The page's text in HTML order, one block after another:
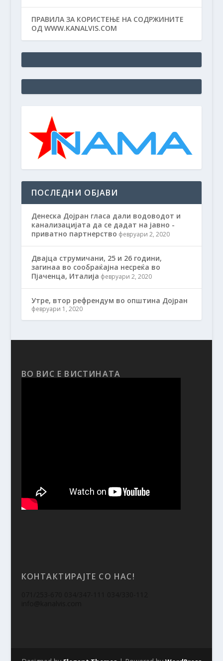
ПРАВИЛА ЗА КОРИСТЕЊЕ НА СОДРЖИНИТЕ
ОД WWW.KANALVIS.COM
ПОСЛЕДНИ ОБЈАВИ
Денеска Дојран гласа дали водоводот и
канализацијата да се дадат на јавно -
приватно партнерство февруари 2, 2020
Двајца струмичани, 25 и 26 години,
загинаа во сообраќајна несреќа во
Пјаченца, Италија февруари 2, 2020
Утре, втор рефрендум во општина Дојран
февруари 1, 2020
ВО ВИС Е ВИСТИНАТА
КОНТАКТИРАЈТЕ СО НАС!